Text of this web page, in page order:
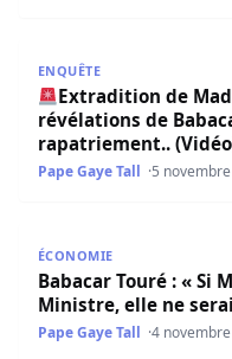
ENQUÊTE
Extradition de
révélations de
rapatriement..
Pape Gaye Tall 5
ÉCONOMIE
Babacar Touré : « Si
Ministre, elle ne
Pape Gaye Tall 4